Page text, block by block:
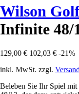
Wilson
Infinite 48/
129,00 € 102,03 € -21%
inkl. MwSt. zzgl.
Beleben Sie Ihr Spiel